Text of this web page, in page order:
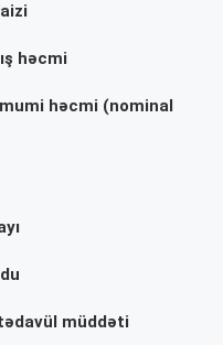
həcmi
həcmi (nominal
müddəti